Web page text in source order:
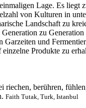
Lage. Es liegt
von Kulturen in
Landschaft zu
zu
Garzeiten und
einzelne Produkte zu
riechen, berühren,
Faith Tutak, Turk, Istanbul